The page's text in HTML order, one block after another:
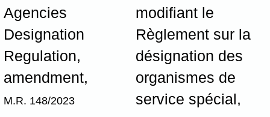
Agencies
Designation
Regulation,
amendment,
M.R. 148/2023
modifiant le
Règlement sur la
désignation des
organismes de
service spécial,